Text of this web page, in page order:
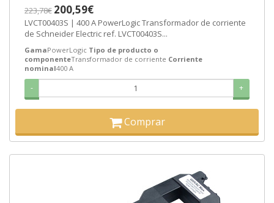
223,78€ 200,59€
LVCT00403S | 400 A PowerLogic Transformador de corriente
de Schneider Electric ref. LVCT00403S...
GamaPowerLogic Tipo de producto o
componenteTransformador de corriente Corriente
nominal400 A
- +
Comprar